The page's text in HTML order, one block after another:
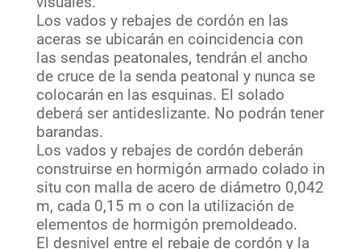
Los vados y rebajes de cordón en las
aceras se ubicarán en coincidencia con
las sendas peatonales, tendrán el ancho
de cruce de la senda peatonal y nunca se
colocarán en las esquinas. El solado
deberá ser antideslizante. No podrán tener
barandas.
Los vados y rebajes de cordón deberán
construirse en hormigón armado colado in
situ con malla de acero de diámetro 0,042
m, cada 0,15 m o con la utilización de
elementos de hormigón premoldeado.
El desnivel entre el rebaje de cordón y la